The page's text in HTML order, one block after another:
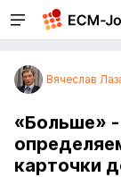
Вячеслав
«Больше» -
карточки